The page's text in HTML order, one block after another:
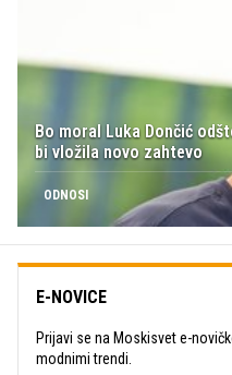
Bo moral Luka Dončić
bi vložila novo zahtevo
ODNOSI
E-NOVICE
Prijavi se na Moskisvet e-
modnimi trendi.